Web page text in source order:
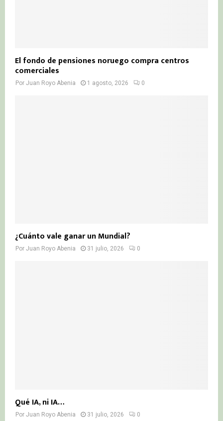
El fondo de pensiones noruego compra centros
comerciales
Por Juan Royo Abenia 1 agosto, 2026 0
¿Cuánto vale ganar un Mundial?
Por Juan Royo Abenia 31 julio, 2026 0
Qué IA, ni IA…
Por Juan Royo Abenia 31 julio, 2026 0